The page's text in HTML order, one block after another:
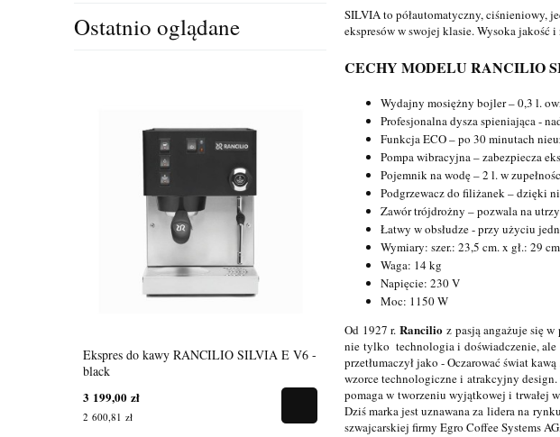
Ostatnio oglądane
Ekspres do kawy RANCILIO SILVIA E V6 -
black
3 199,00 zł
2 600,81 zł
SILVIA to półautomatyczny, ciśnieniowy,
ekspresów w swojej klasie. Wysoka jakość
CECHY MODELU RANCILIO
Wydajny mosiężny bojler – 0,3 l.
Profesjonalna dysza spieniająca -
Funkcja ECO – po 30 minutach
Pompa wibracyjna – zabezpiecza
Pojemnik na wodę – 2 l. w
Podgrzewacz do filiżanek – dzięki
Zawór trójdrożny – pozwala na
Łatwy w obsłudze - przy użyciu
Wymiary: szer.: 23,5 cm. x gł.: 29
Waga: 14 kg
Napięcie: 230 V
Moc: 1150 W
Od 1927 r. Rancilio z pasją angażuje się
nie tylko technologia i doświadczenie, ale
przetłumaczył jako - Oczarować świat
wzorce technologiczne i atrakcyjny
pomaga w tworzeniu wyjątkowej i trwałej
Dziś marka jest uznawana za lidera na
szwajcarskiej firmy Egro Coffee Systems